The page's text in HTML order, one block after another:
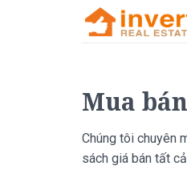
Mua
Chúng tôi chuyên
sách giá bán tất